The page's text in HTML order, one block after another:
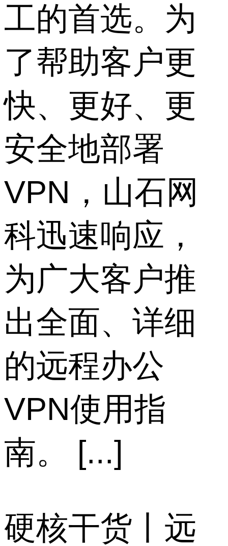
工的首选。为
了帮助客户更
快、更好、更
安全地部署
VPN，山石网
科迅速响应，
为广大客户推
出全面、详细
的远程办公
VPN使用指
南。 [...]
硬核干货丨远